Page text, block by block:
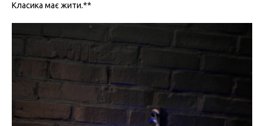
Класика має жити.**